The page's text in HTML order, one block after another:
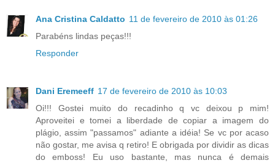
Ana Cristina Caldatto 11 de fevereiro de 2010 às 01:26
Parabéns lindas peças!!!
Responder
Dani Eremeeff 17 de fevereiro de 2010 às 10:03
Oi!!! Gostei muito do recadinho q vc deixou p mim!
Aproveitei e tomei a liberdade de copiar a imagem do
plágio, assim "passamos" adiante a idéia! Se vc por acaso
não gostar, me avisa q retiro! E obrigada por dividir as dicas
do emboss! Eu uso bastante, mas nunca é demais